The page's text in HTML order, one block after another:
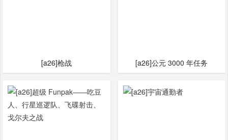
[a26]枪战 [a26]公元 3000 年任务